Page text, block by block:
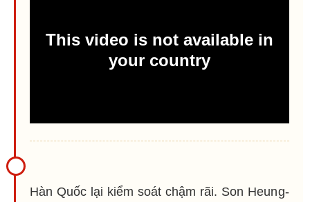
Hàn Quốc lại kiểm soát chậm rãi. Son Heung-